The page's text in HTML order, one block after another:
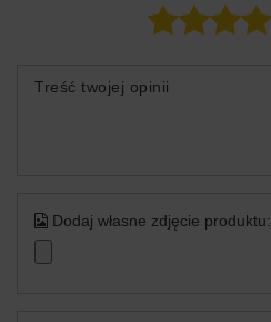
Treść twojej opinii
Dodaj własne zdjęcie produktu: